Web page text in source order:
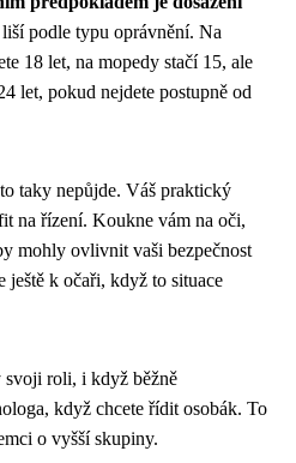
liší podle typu oprávnění. Na
18 let, na mopedy stačí 15, ale
let, pokud nejdete postupně od
to taky nepůjde. Váš praktický
na řízení. Koukne vám na oči,
mohly ovlivnit vaši bezpečnost
ještě k očaři, když to situace
svoji roli, i když běžně
když chcete řídit osobák. To
o vyšší skupiny.